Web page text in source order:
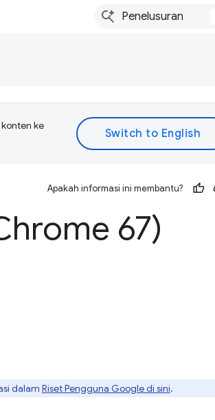
ke
Apakah informasi ini membantu?
67)
dalam Riset Pengguna Google di sini.